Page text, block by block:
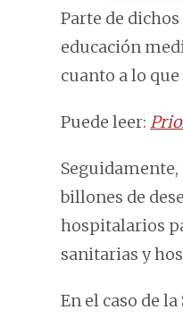
Parte de
educación
cuanto a lo
Puede leer:
billones de
hospitalarios
sanitarias y
En el caso de